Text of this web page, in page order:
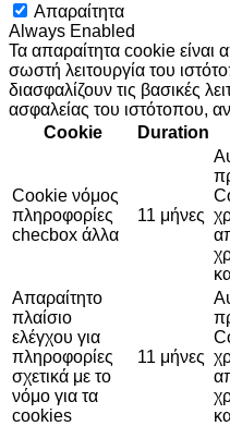
Απαραίτητα
Always Enabled
Τα απαραίτητα cookie είναι
σωστή λειτουργία του
διασφαλίζουν τις βασικές
ασφαλείας του ιστότοπου,
Cookie
Duration
Cookie νόμος
πληροφορίες
checbox άλλα
11 μήνες
Απαραίτητο
πλαίσιο
ελέγχου για
πληροφορίες
σχετικά με το
νόμο για τα
cookies
11 μήνες